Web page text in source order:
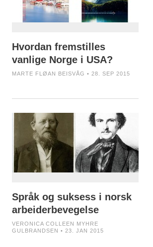
Hvordan fremstilles
vanlige Norge i USA?
MARTE FLØAN BEISVÅG • 28. SEP 2015
Språk og suksess i norsk
arbeiderbevegelse
VERONICA COLLEEN MYHRE
GULBRANDSEN • 23. JAN 2015